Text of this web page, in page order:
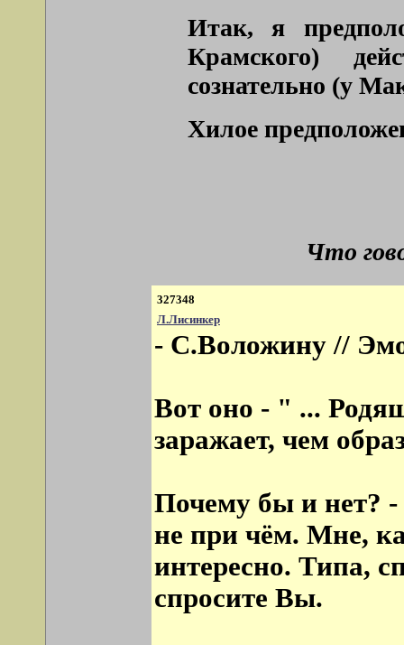
Итак, я
Крамского)
сознательно (у
Хилое
Что
327348
Л.Лисинкер
- С.Воложину //
Вот оно - " ...
заражает, чем
Почему бы и нет? -
не при чём. Мне,
интересно. Типа,
спросите Вы.